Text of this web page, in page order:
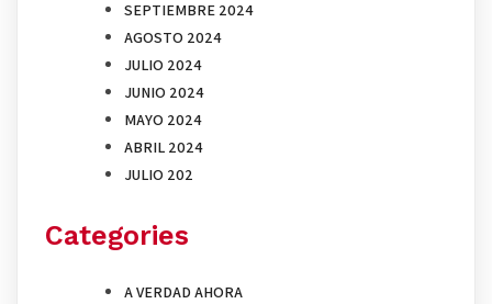
SEPTIEMBRE 2024
AGOSTO 2024
JULIO 2024
JUNIO 2024
MAYO 2024
ABRIL 2024
JULIO 202
Categories
A VERDAD AHORA